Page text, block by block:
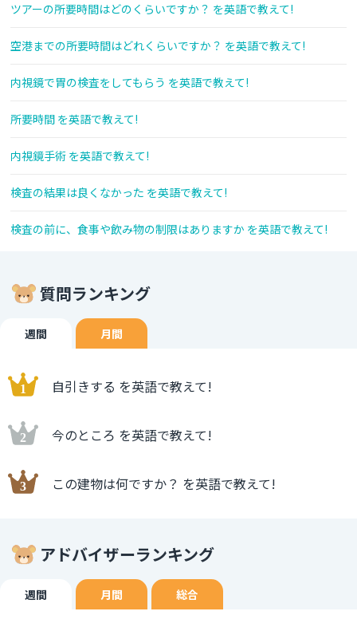
ツアーの所要時間はどのくらいですか？ を英語で教えて!
空港までの所要時間はどれくらいですか？ を英語で教えて!
内視鏡で胃の検査をしてもらう を英語で教えて!
所要時間 を英語で教えて!
内視鏡手術 を英語で教えて!
検査の結果は良くなかった を英語で教えて!
検査の前に、食事や飲み物の制限はありますか を英語で教えて!
質問ランキング
週間 月間
自引きする を英語で教えて!
今のところ を英語で教えて!
この建物は何ですか？ を英語で教えて!
アドバイザーランキング
週間 月間 総合